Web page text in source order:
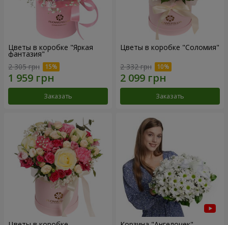
Цветы в коробке "Яркая
фантазия"
2 305 грн
Заказать
Цветы в коробке "Соломия"
2 332 грн
Заказать